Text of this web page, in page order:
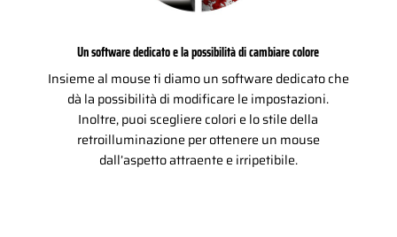
Un software dedicato e la possibilità di cambiare colore
Insieme al mouse ti diamo un software dedicato che
dà la possibilità di modificare le impostazioni.
Inoltre, puoi scegliere colori e lo stile della
retroilluminazione per ottenere un mouse
dall’aspetto attraente e irripetibile.